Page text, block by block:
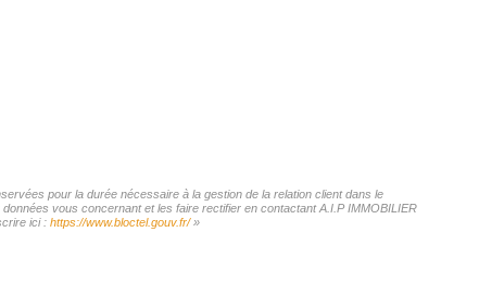
pour la durée nécessaire à la gestion de la relation client dans le
vous concernant et les faire rectifier en contactant A.I.P IMMOBILIER
ici : https://www.bloctel.gouv.fr/»